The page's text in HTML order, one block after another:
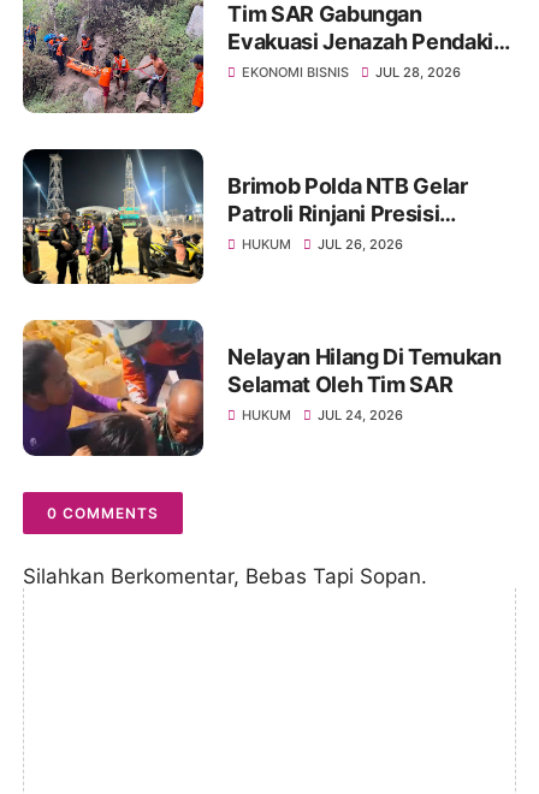
Tim SAR Gabungan
Evakuasi Jenazah Pendaki
yang Jatuh di Rinjani
EKONOMI BISNIS JUL 28, 2026
Brimob Polda NTB Gelar
Patroli Rinjani Presisi
Serentak, Perkuat
HUKUM JUL 26, 2026
Nelayan Hilang Di Temukan
Selamat Oleh Tim SAR
HUKUM JUL 24, 2026
0 COMMENTS
Silahkan Berkomentar, Bebas Tapi Sopan.